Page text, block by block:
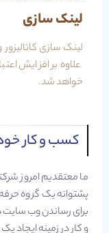
لینک سازی
لینک سازی
علاوه بر افزایش
خواهد شد.
کسب و کار
ما معتقدیم امروز
پشتوانه یک گروه
برای رساندن وب
و کار در زمینه ایجاد